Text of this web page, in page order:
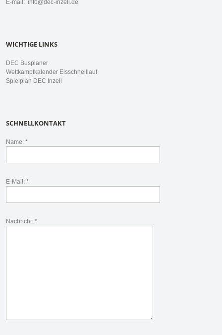
E-mail: info@dec-inzell.de
WICHTIGE LINKS
DEC Busplaner
Wettkampfkalender Eisschnelllauf
Spielplan DEC Inzell
SCHNELLKONTAKT
Name: *
E-Mail: *
Nachricht: *